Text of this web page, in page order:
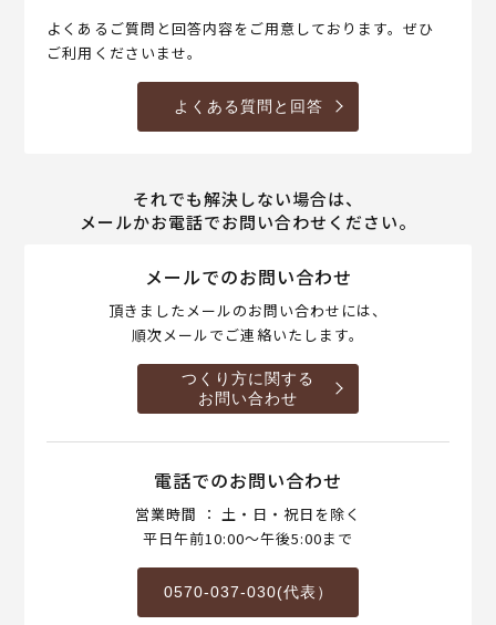
よくあるご質問と回答内容をご用意しております。ぜひ
ご利用くださいませ。
よくある質問と回答
それでも解決しない場合は、
メールかお電話でお問い合わせください。
メールでのお問い合わせ
頂きましたメールのお問い合わせには、
順次メールでご連絡いたします。
つくり方に関する
お問い合わせ
電話でのお問い合わせ
営業時間 ： 土・日・祝日を除く
平日午前10:00～午後5:00まで
0570-037-030(代表）